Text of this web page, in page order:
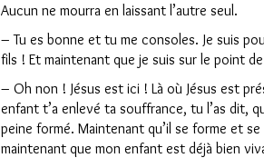
Aucun ne mourra en laissant l’autre seul.
– Tu es bonne et tu me consoles. Je suis
fils ! Et maintenant que je suis sur le point
– Oh non ! Jésus est ici ! Là où Jésus est
enfant t’a enlevé ta souffrance, tu l’as dit,
peine formé. Maintenant qu’il se forme et
maintenant que mon enfant est déjà bien